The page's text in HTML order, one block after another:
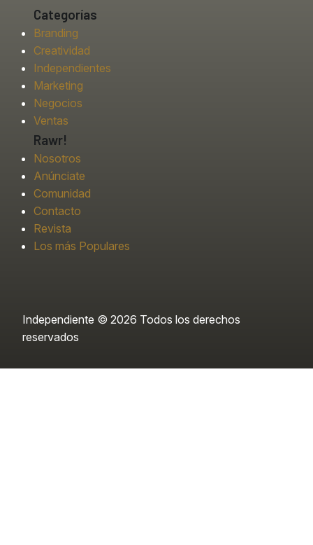
Categorías
Branding
Creatividad
Independientes
Marketing
Negocios
Ventas
Rawr!
Nosotros
Anúnciate
Comunidad
Contacto
Revista
Los más Populares
Independiente © 2026 Todos los derechos
reservados